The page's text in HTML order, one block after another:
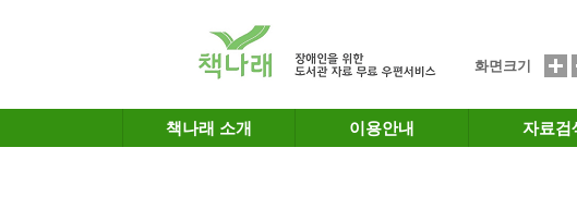
화면크기
책나래 소개 이용안내 자료검